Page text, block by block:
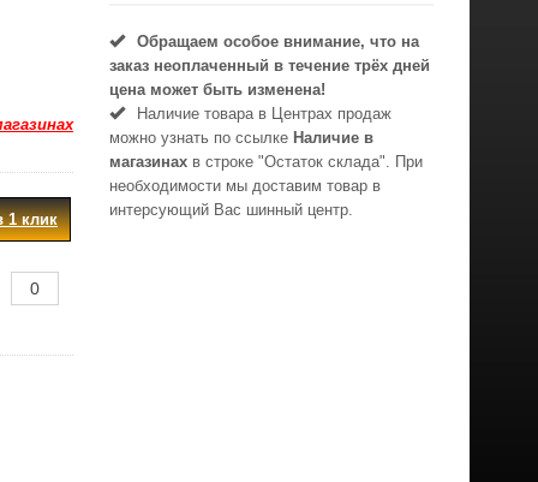
1 клик
Обращаем особое внимание, что на
заказ неоплаченный в течениe трёх дней
цена может быть изменена!
Наличие товара в Центрах продаж
можно узнать по ссылке Наличие в
магазинах в строке "Остаток склада". При
необходимости мы доставим товар в
интерсующий Вас шинный центр.